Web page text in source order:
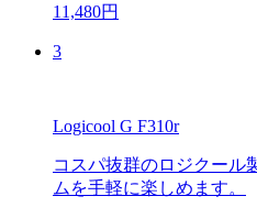
11,480円
3
Logicool G F310r
コスパ抜群のロジクール
ムを手軽に楽しめます。